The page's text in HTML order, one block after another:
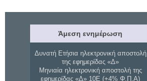
Άμεση ενημέρωση
Δυνατή Ετήσια ηλεκτρονική αποστολή
της εφημερίδας «Δ»
Μηνιαία ηλεκτρονική αποστολή της
εφημερίδας «Δ» 10Ε (+4% Φ.Π.Α)